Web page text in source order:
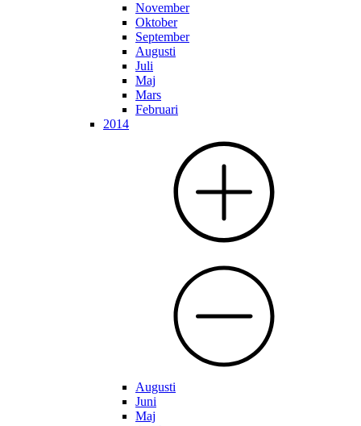
November
Oktober
September
Augusti
Juli
Maj
Mars
Februari
2014
Augusti
Juni
Maj